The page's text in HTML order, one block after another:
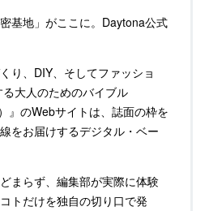
基地」がここに。Daytona公式
り、DIY、そしてファッショ
大人のためのバイブル
』のWebサイトは、誌面の枠を
をお届けするデジタル・ベー
まらず、編集部が実際に体験
トだけを独自の切り口で発